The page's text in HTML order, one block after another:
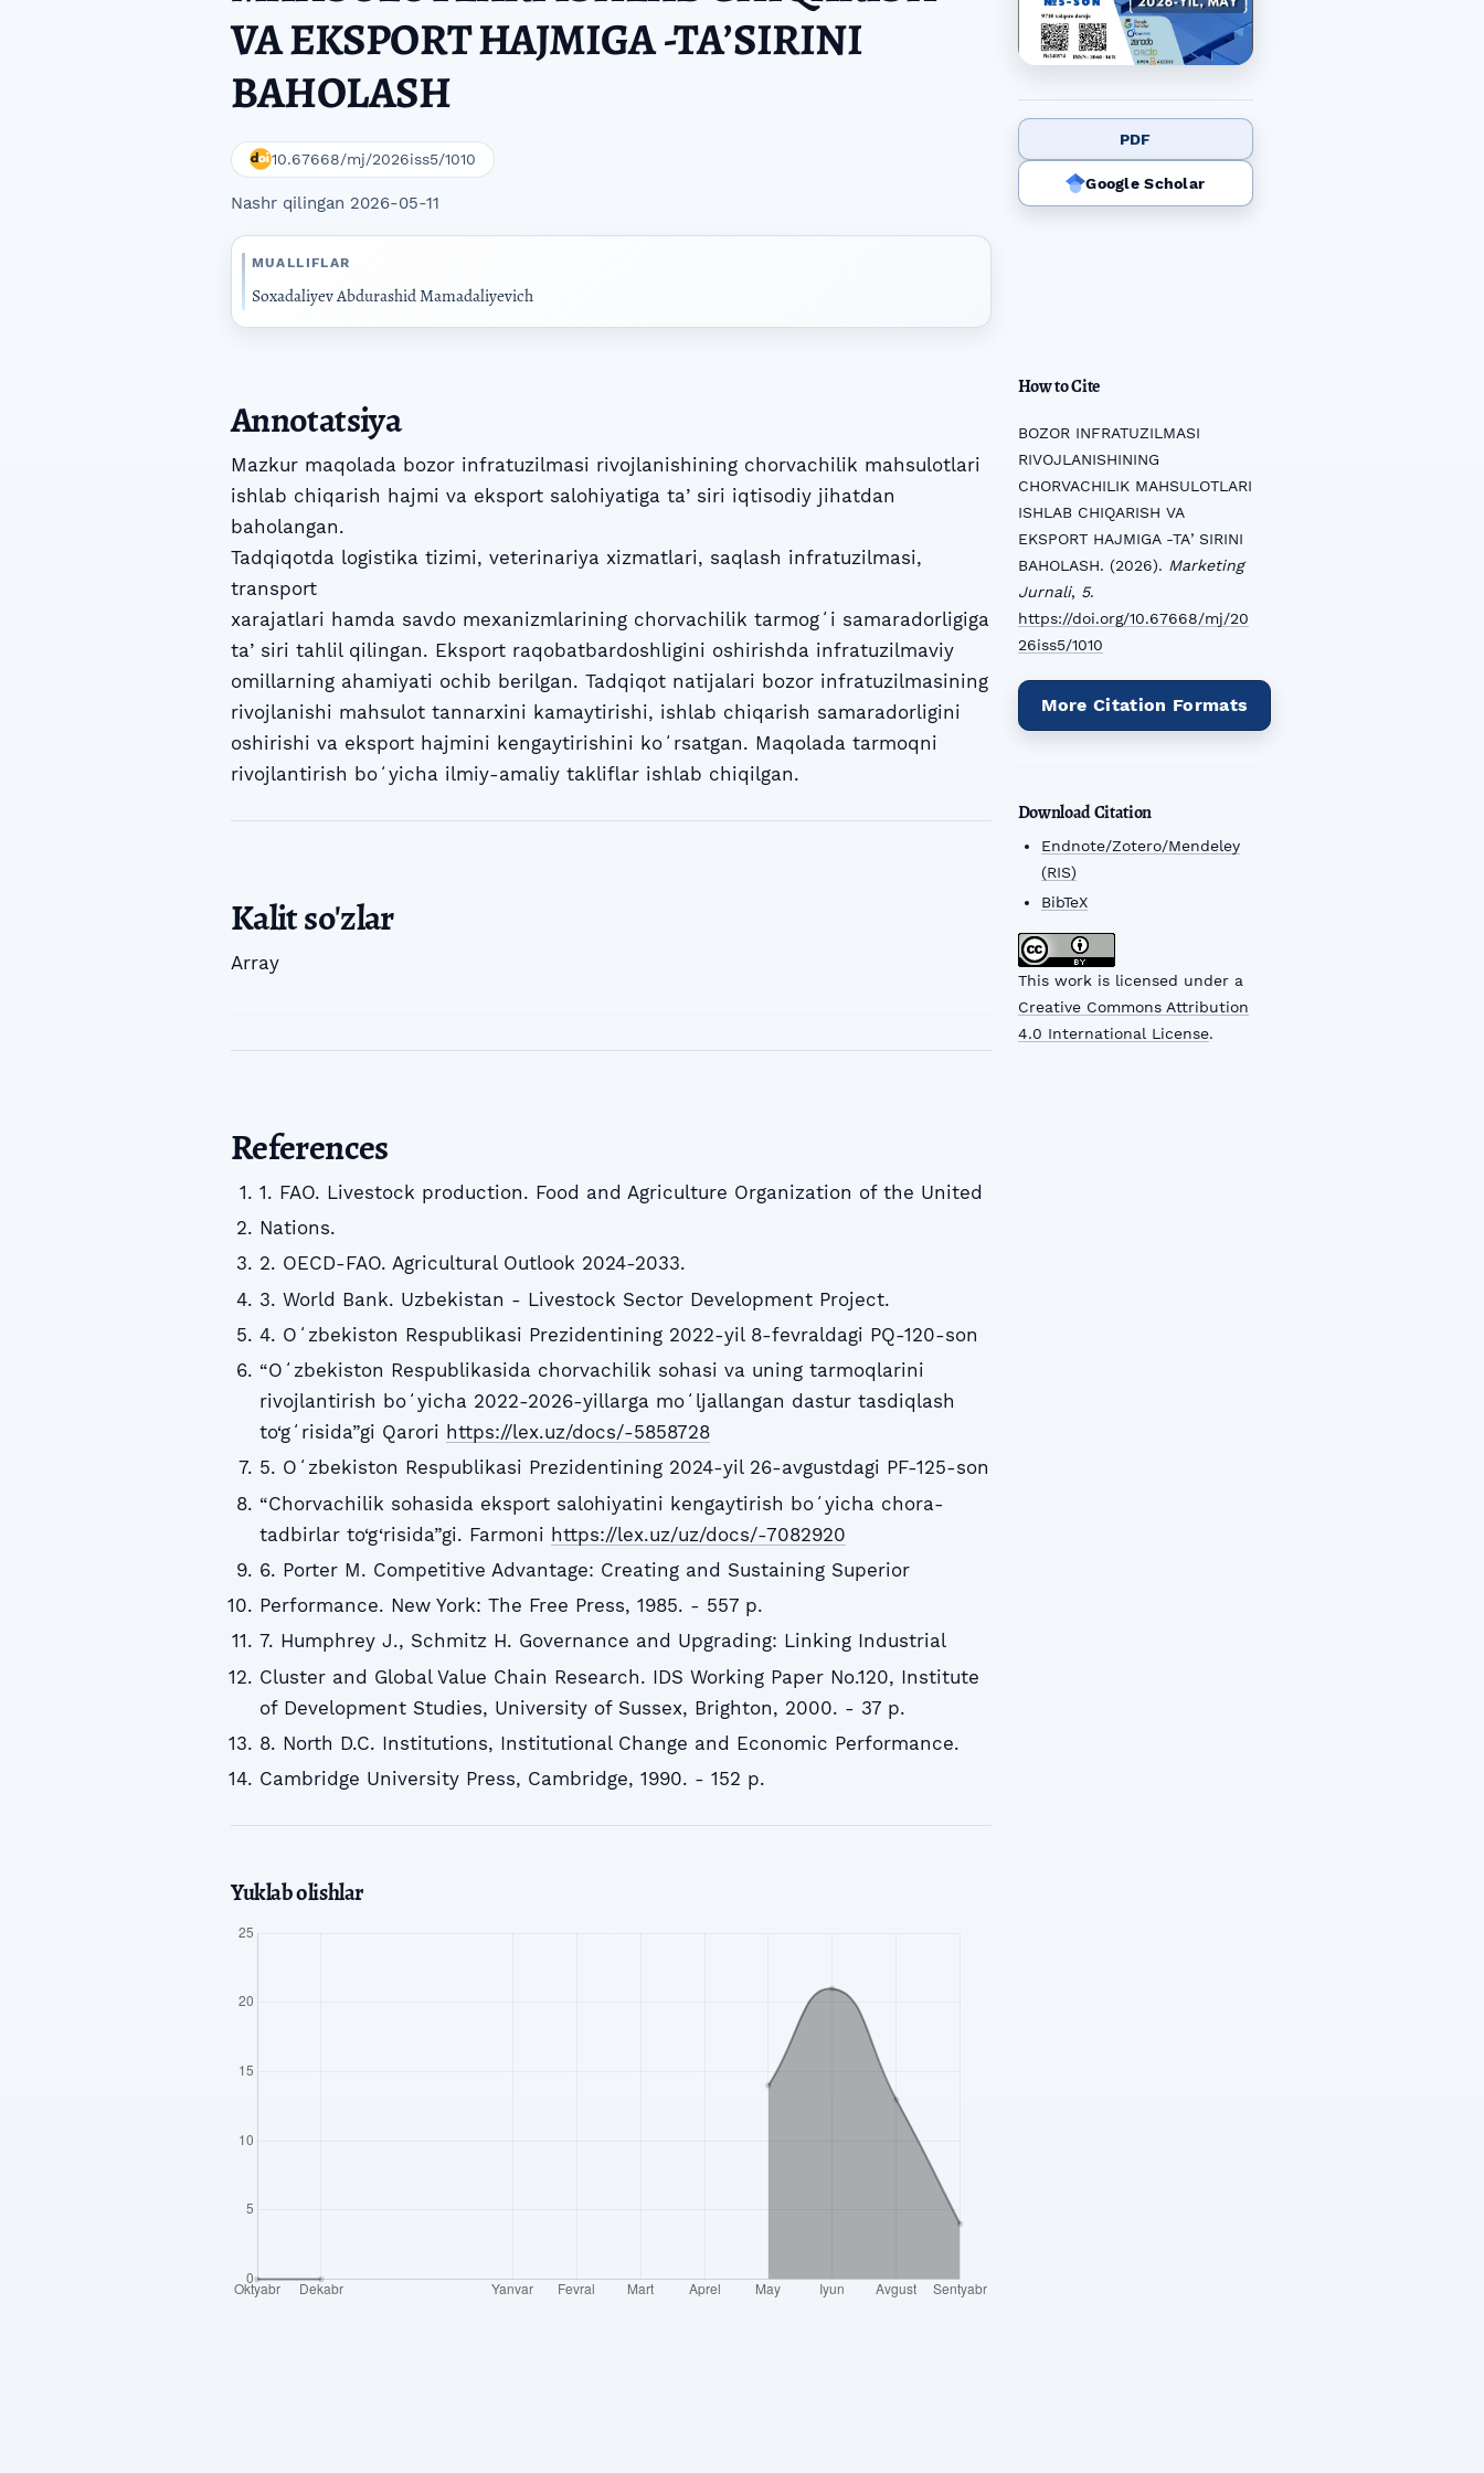
VA EKSPORT HAJMIGA -TAʼSIRINI
BAHOLASH
10.67668/mj/2026iss5/1010
Nashr qilingan 2026-05-11
MUALLIFLAR
Soxadaliyev Abdurashid Mamadaliyevich
PDF
Google Scholar
How to Cite
BOZOR INFRATUZILMASI
RIVOJLANISHINING
CHORVACHILIK MAHSULOTLARI
ISHLAB CHIQARISH VA
EKSPORT HAJMIGA -TAʼSIRINI
BAHOLASH. (2026). Marketing
Jurnali, 5.
https://doi.org/10.67668/mj/20
26iss5/1010
More Citation Formats
Download Citation
Endnote/Zotero/Mendeley
(RIS)
BibTeX
This work is licensed under a
Creative Commons Attribution
4.0 International License.
Annotatsiya
Mazkur maqolada bozor infratuzilmasi rivojlanishining chorvachilik mahsulotlari
ishlab chiqarish hajmi va eksport salohiyatiga taʼsiri iqtisodiy jihatdan
baholangan.
Tadqiqotda logistika tizimi, veterinariya xizmatlari, saqlash infratuzilmasi,
transport
xarajatlari hamda savdo mexanizmlarining chorvachilik tarmogʻi samaradorligiga
taʼsiri tahlil qilingan. Eksport raqobatbardoshligini oshirishda infratuzilmaviy
omillarning ahamiyati ochib berilgan. Tadqiqot natijalari bozor infratuzilmasining
rivojlanishi mahsulot tannarxini kamaytirishi, ishlab chiqarish samaradorligini
oshirishi va eksport hajmini kengaytirishini koʻrsatgan. Maqolada tarmoqni
rivojlantirish boʻyicha ilmiy-amaliy takliflar ishlab chiqilgan.
Kalit so'zlar
Array
References
1. FAO. Livestock production. Food and Agriculture Organization of the United
Nations.
2. OECD-FAO. Agricultural Outlook 2024-2033.
3. World Bank. Uzbekistan - Livestock Sector Development Project.
4. Oʻzbekiston Respublikasi Prezidentining 2022-yil 8-fevraldagi PQ-120-son
“Oʻzbekiston Respublikasida chorvachilik sohasi va uning tarmoqlarini
rivojlantirish boʻyicha 2022-2026-yillarga moʻljallangan dastur tasdiqlash
to‘gʻrisida”gi Qarori https://lex.uz/docs/-5858728
5. Oʻzbekiston Respublikasi Prezidentining 2024-yil 26-avgustdagi PF-125-son
“Chorvachilik sohasida eksport salohiyatini kengaytirish boʻyicha chora-
tadbirlar to‘g‘risida”gi. Farmoni https://lex.uz/uz/docs/-7082920
6. Porter M. Competitive Advantage: Creating and Sustaining Superior
Performance. New York: The Free Press, 1985. - 557 p.
7. Humphrey J., Schmitz H. Governance and Upgrading: Linking Industrial
Cluster and Global Value Chain Research. IDS Working Paper No.120, Institute
of Development Studies, University of Sussex, Brighton, 2000. - 37 p.
8. North D.C. Institutions, Institutional Change and Economic Performance.
Cambridge University Press, Cambridge, 1990. - 152 p.
Yuklab olishlar